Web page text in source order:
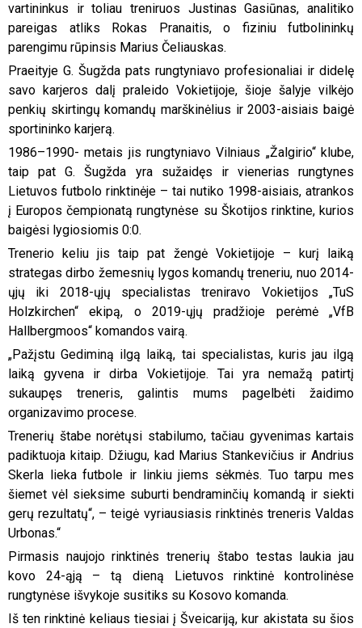
vartininkus ir toliau treniruos Justinas Gasiūnas, analitiko
pareigas atliks Rokas Pranaitis, o fiziniu futbolininkų
parengimu rūpinsis Marius Čeliauskas.
Praeityje G. Šugžda pats rungtyniavo profesionaliai ir didelę
savo karjeros dalį praleido Vokietijoje, šioje šalyje vilkėjo
penkių skirtingų komandų marškinėlius ir 2003-aisiais baigė
sportininko karjerą.
1986–1990- metais jis rungtyniavo Vilniaus „Žalgirio“ klube,
taip pat G. Šugžda yra sužaidęs ir vienerias rungtynes
Lietuvos futbolo rinktinėje – tai nutiko 1998-aisiais, atrankos
į Europos čempionatą rungtynėse su Škotijos rinktine, kurios
baigėsi lygiosiomis 0:0.
Trenerio keliu jis taip pat žengė Vokietijoje – kurį laiką
strategas dirbo žemesnių lygos komandų treneriu, nuo 2014-
ųjų iki 2018-ųjų specialistas treniravo Vokietijos „TuS
Holzkirchen“ ekipą, o 2019-ųjų pradžioje perėmė „VfB
Hallbergmoos“ komandos vairą.
„Pažįstu Gediminą ilgą laiką, tai specialistas, kuris jau ilgą
laiką gyvena ir dirba Vokietijoje. Tai yra nemažą patirtį
sukaupęs treneris, galintis mums pagelbėti žaidimo
organizavimo procese.
Trenerių štabe norėtųsi stabilumo, tačiau gyvenimas kartais
padiktuoja kitaip. Džiugu, kad Marius Stankevičius ir Andrius
Skerla lieka futbole ir linkiu jiems sėkmės. Tuo tarpu mes
šiemet vėl sieksime suburti bendraminčių komandą ir siekti
gerų rezultatų“, – teigė vyriausiasis rinktinės treneris Valdas
Urbonas.“
Pirmasis naujojo rinktinės trenerių štabo testas laukia jau
kovo 24-ąją – tą dieną Lietuvos rinktinė kontrolinėse
rungtynėse išvykoje susitiks su Kosovo komanda.
Iš ten rinktinė keliaus tiesiai į Šveicariją, kur akistata su šios